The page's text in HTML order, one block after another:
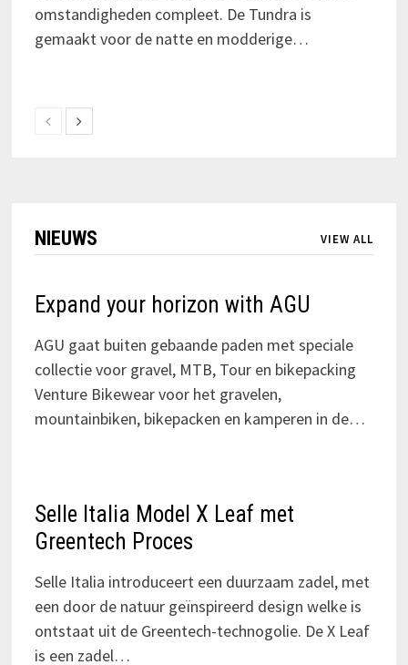
omstandigheden compleet. De Tundra is
gemaakt voor de natte en modderige…
NIEUWS VIEW ALL
Expand your horizon with AGU
AGU gaat buiten gebaande paden met speciale
collectie voor gravel, MTB, Tour en bikepacking
Venture Bikewear voor het gravelen,
mountainbiken, bikepacken en kamperen in de…
Selle Italia Model X Leaf met
Greentech Proces
Selle Italia introduceert een duurzaam zadel, met
een door de natuur geïnspireerd design welke is
ontstaat uit de Greentech-technogolie. De X Leaf
is een zadel…